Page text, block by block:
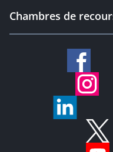
Chambres de